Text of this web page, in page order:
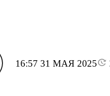
16:57 31 МАЯ 2025